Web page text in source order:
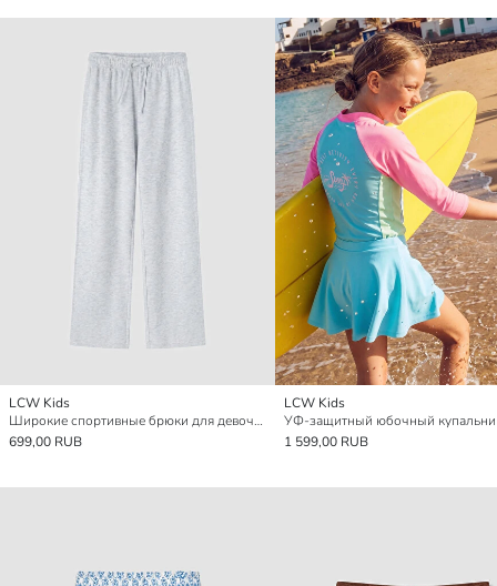
LCW Kids
Широкие спортивные брюки для девочек
699,00 RUB
LCW Kids
1 599,00 RUB